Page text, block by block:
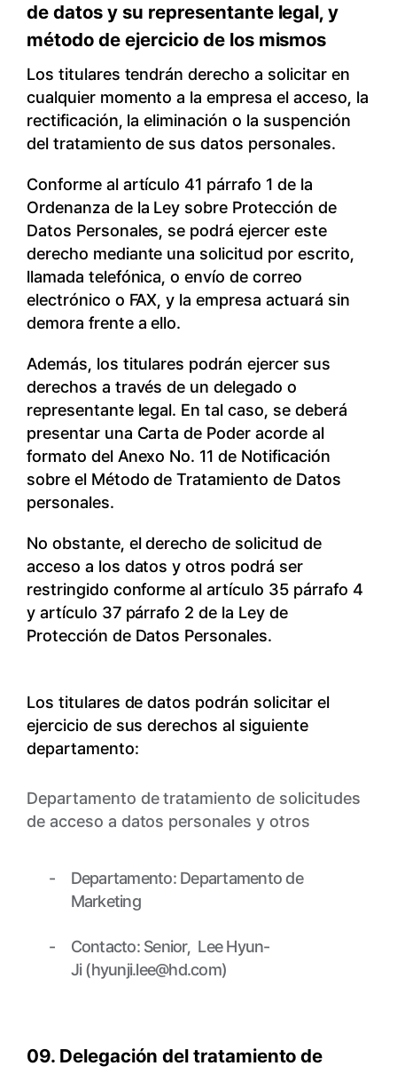
de datos y su representante legal, y
método de ejercicio de los mismos
Los titulares tendrán derecho a solicitar en
cualquier momento a la empresa el acceso, la
rectificación, la eliminación o la suspención
del tratamiento de sus datos personales.
Conforme al artículo 41 párrafo 1 de la
Ordenanza de la Ley sobre Protección de
Datos Personales, se podrá ejercer este
derecho mediante una solicitud por escrito,
llamada telefónica, o envío de correo
electrónico o FAX, y la empresa actuará sin
demora frente a ello.
Además, los titulares podrán ejercer sus
derechos a través de un delegado o
representante legal. En tal caso, se deberá
presentar una Carta de Poder acorde al
formato del Anexo No. 11 de Notificación
sobre el Método de Tratamiento de Datos
personales.
No obstante, el derecho de solicitud de
acceso a los datos y otros podrá ser
restringido conforme al artículo 35 párrafo 4
y artículo 37 párrafo 2 de la Ley de
Protección de Datos Personales.
Los titulares de datos podrán solicitar el
ejercicio de sus derechos al siguiente
departamento:
Departamento de tratamiento de solicitudes
de acceso a datos personales y otros
Departamento: Departamento de
Marketing
Contacto: Senior, Lee Hyun-
Ji (hyunji.lee@hd.com)
09. Delegación del tratamiento de